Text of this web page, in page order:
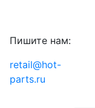
Пишите нам:
retail@hot-
parts.ru